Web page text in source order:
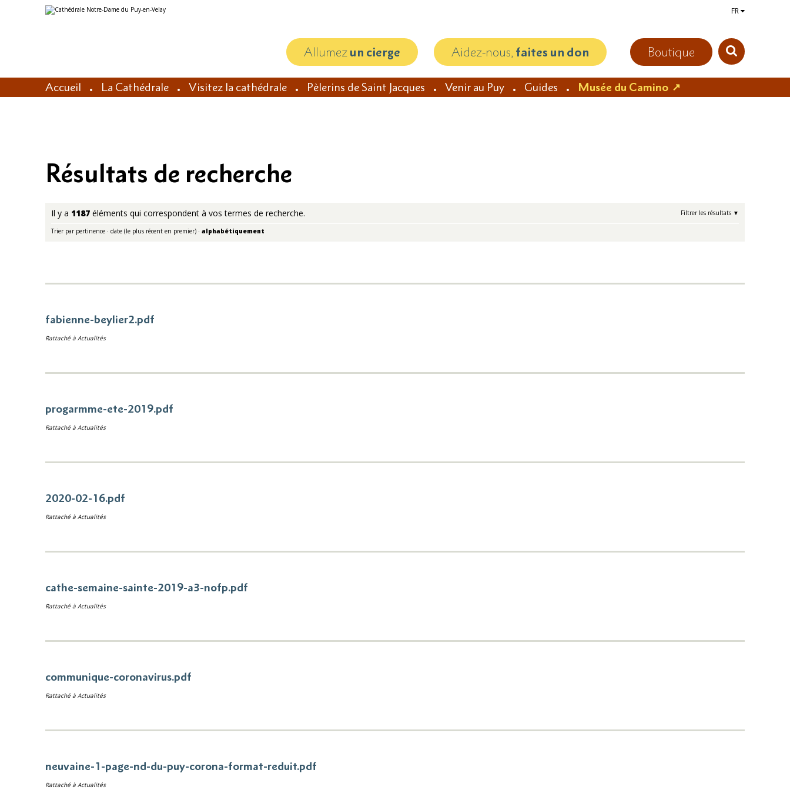
Aller
au
Outils
personnels
FR
Boutique
Allumezun cierge Aidez-nous, faites un don
Accueil La Cathédrale Visitez la cathédrale Pèlerins de Saint Jacques Venir au Puy Guides Musée du Camino
Résultats de recherche
Il y a 1187 éléments qui correspondent à vos termes de recherche. Filtrer les résultats
Trier par pertinence · date (le plus récent en premier) · alphabétiquement
fabienne-beylier2.pdf
Rattaché à Actualités
progarmme-ete-2019.pdf
Rattaché à Actualités
2020-02-16.pdf
Rattaché à Actualités
cathe-semaine-sainte-2019-a3-nofp.pdf
Rattaché à Actualités
communique-coronavirus.pdf
Rattaché à Actualités
neuvaine-1-page-nd-du-puy-corona-format-reduit.pdf
Rattaché à Actualités